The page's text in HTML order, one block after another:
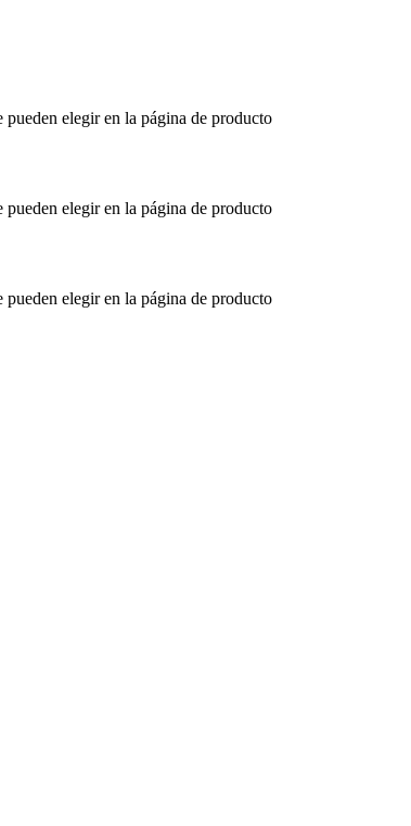
elegir en la página de producto
elegir en la página de producto
elegir en la página de producto